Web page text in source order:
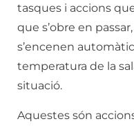
tasques i accions
que s’obre en
s’encenen
temperatura de la
situació.
Aquestes són